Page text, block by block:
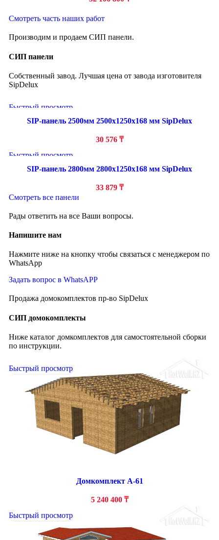
Смотреть часть наших работ
Производим и продаем СИП панели.
СИП панели
Собственный завод. Лучшая цена от завода изготовителя
SipDelux
Быстрый просмотр
SIP-панель 2500мм 2500x1250x168 мм SipDelux
30 576 ₸
Быстрый просмотр
SIP-панель 2800мм 2800x1250x168 мм SipDelux
33 879 ₸
Смотреть все панели
Рады ответить на все Ваши вопросы.
Напишите нам
Нажмите ниже на кнопку чтобы связаться с менеджером по
WhatsApp
Задать вопрос в WhatsAPP
Продажа домокомплектов пр-во SipDelux
СИП домокомплекты
Ниже каталог домкомплектов для самостоятельной сборки
по инструкции.
Быстрый просмотр
Домкомплект А-61
5 240 400 ₸
Быстрый просмотр